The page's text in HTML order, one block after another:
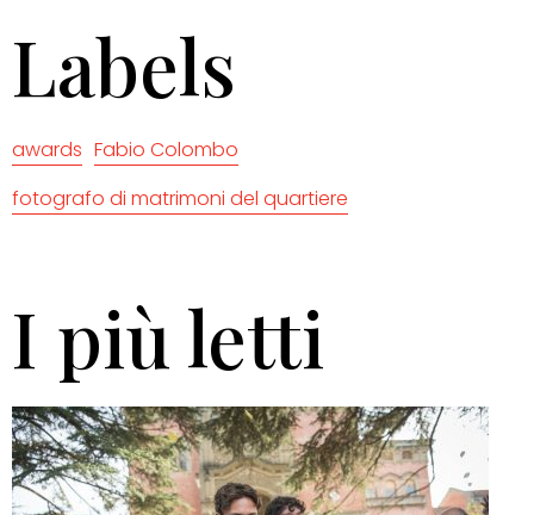
Labels
awards Fabio Colombo
fotografo di matrimoni del quartiere
I più letti